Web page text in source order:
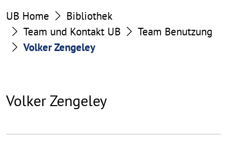
UB Home
Bibliothek
Team und Kontakt UB
Team Benutzung
Volker Zengeley
Volker Zengeley